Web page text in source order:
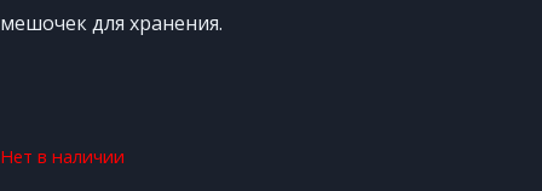
мешочек для хранения.
Нет в наличии